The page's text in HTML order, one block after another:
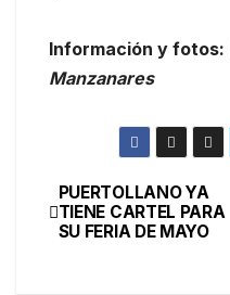
Información y fotos:
Manzanares
PUERTOLLANO YA
TIENE CARTEL PARA
SU FERIA DE MAYO